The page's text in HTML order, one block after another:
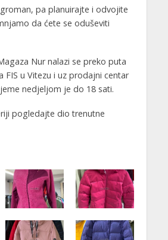
pa planuirajte i odvojite
da ćete se oduševiti
Nur nalazi se preko puta
FIS u Vitezu i uz prodajni centar
nedjeljom je do 18 sati.
pogledajte dio trenutne